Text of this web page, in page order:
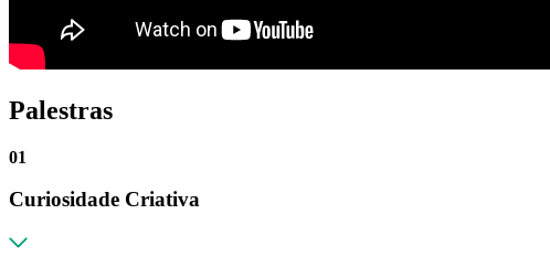
Palestras
01
Curiosidade Criativa